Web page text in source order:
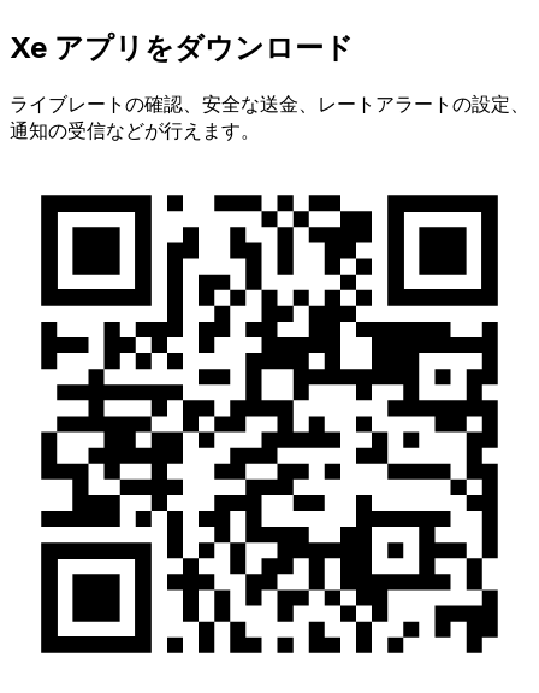
Xe アプリをダウンロード
ライブレートの確認、安全な送金、レートアラートの設定、
通知の受信などが行えます。